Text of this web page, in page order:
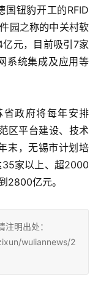
国钮豹开工的RFID
园之称的中关村软
元，目前吸引7家
系统集成及应用等
政府将每年安排
区平台建设、技术
末，无锡市计划培
35家以上、超2000
2800亿元。
明出处：
wuliannews/2